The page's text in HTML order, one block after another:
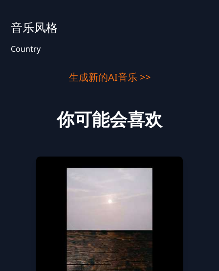
音乐风格
Country
生成新的AI音乐 >>
你可能会喜欢